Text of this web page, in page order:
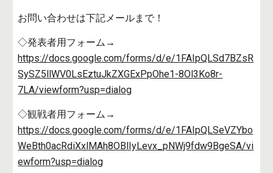
お問い合わせは下記メールまで！
◇発表者用フォーム→
https://docs.google.com/forms/d/e/1FAIpQLSd7BZsR
SySZ5llWV0LsEztuJkZXGExPpOhe1-8Ol3Ko8r-
7LA/viewform?usp=dialog
◇観戦者用フォーム→
https://docs.google.com/forms/d/e/1FAIpQLSeVZYbo
WeBth0acRdiXxlMAh8OBlIyLevx_pNWj9fdw9BgeSA/vi
ewform?usp=dialog